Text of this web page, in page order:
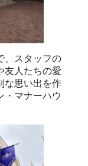
、スタッフの
友人たちの愛
な思い出を作
・マナーハウ